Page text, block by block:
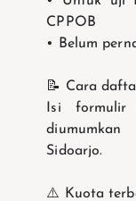
CPPOB
• ⁠Belum
📝 Cara
Isi
Sidoarjo.
⚠️ Kuota